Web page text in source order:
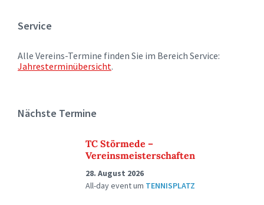
Service
Alle Vereins-Termine finden Sie im Bereich Service:
Jahresterminübersicht.
Nächste Termine
TC Störmede –
Vereinsmeisterschaften
28. August 2026
All-day eventum TENNISPLATZ